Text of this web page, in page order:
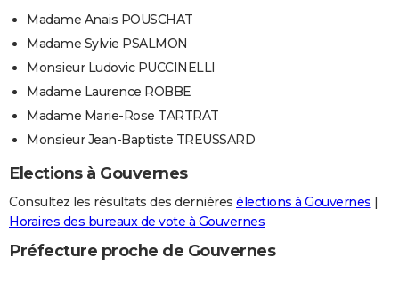
Madame Anais POUSCHAT
Madame Sylvie PSALMON
Monsieur Ludovic PUCCINELLI
Madame Laurence ROBBE
Madame Marie-Rose TARTRAT
Monsieur Jean-Baptiste TREUSSARD
Elections à Gouvernes
Consultez les résultats des dernières élections à Gouvernes |
Horaires des bureaux de vote à Gouvernes
Préfecture proche de Gouvernes